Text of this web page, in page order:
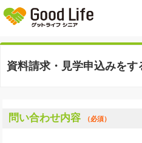
資料請求・見学申込みをす
問い合わせ内容 （必須）